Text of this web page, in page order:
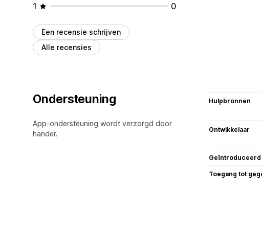
1
0
Een recensie schrijven
Alle recensies
Ondersteuning
App-ondersteuning wordt verzorgd door
hander.
Hulpbronnen
Ontwikkelaar
Geïntroduceerd
Toegang tot